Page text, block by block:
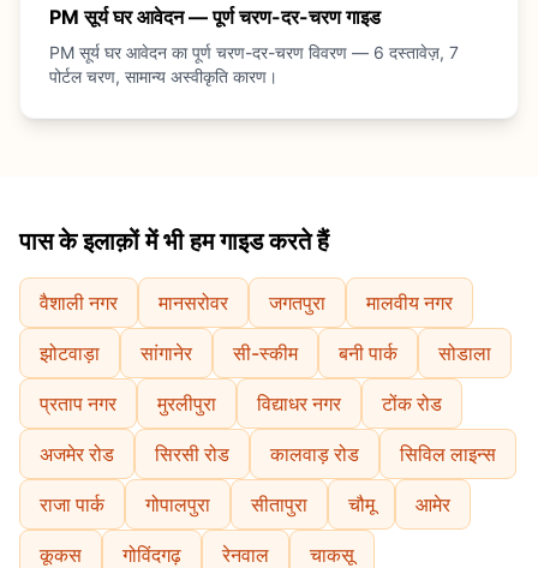
PM सूर्य घर आवेदन — पूर्ण चरण-दर-चरण गाइड
PM सूर्य घर आवेदन का पूर्ण चरण-दर-चरण विवरण — 6 दस्तावेज़, 7
पोर्टल चरण, सामान्य अस्वीकृति कारण।
पास के इलाक़ों में भी हम गाइड करते हैं
वैशाली नगर मानसरोवर जगतपुरा मालवीय नगर
झोटवाड़ा सांगानेर सी-स्कीम बनी पार्क सोडाला
प्रताप नगर मुरलीपुरा विद्याधर नगर टोंक रोड
अजमेर रोड सिरसी रोड कालवाड़ रोड सिविल लाइन्स
राजा पार्क गोपालपुरा सीतापुरा चौमू आमेर
कूकस गोविंदगढ़ रेनवाल चाकसू